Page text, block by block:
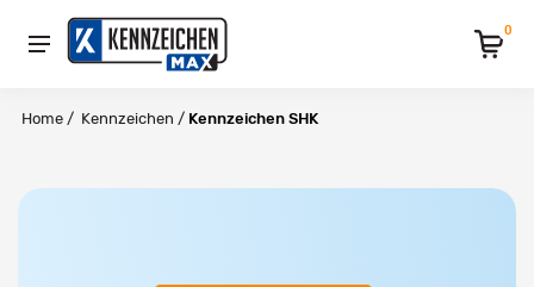
0
Home / Kennzeichen / Kennzeichen SHK